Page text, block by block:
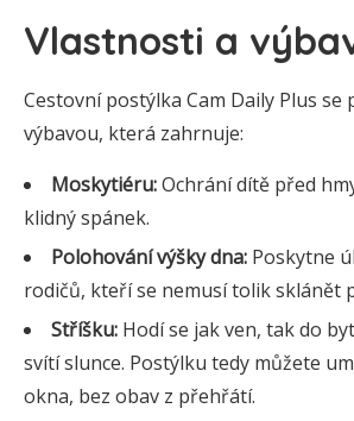
Vlastnosti a
Cestovní postýlka Cam Daily Plus se
výbavou, která zahrnuje:
Moskytiéru:Ochrání dítě před
klidný spánek.
Polohování výšky dna: Poskytne
rodičů, kteří se nemusí tolik sklánět
Stříšku: Hodí se jak ven, tak do
svítí slunce. Postýlku tedy můžete
okna, bez obav z přehřátí.